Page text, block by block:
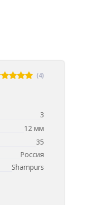
(4)
3
12 мм
35
Россия
Shampurs